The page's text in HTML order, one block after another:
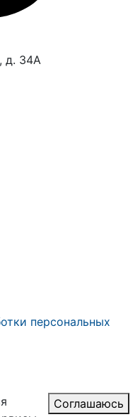
д. 34А
персональных
Соглашаюсь